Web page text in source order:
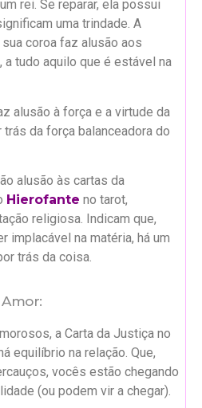
rei. Se reparar, ela possui
uma trindade. A
coroa faz alusão aos
tudo aquilo que é estável na
alusão à força e a virtude da
trás da força balanceadora do
alusão às cartas da
Hierofante no tarot,
religiosa. Indicam que,
implacável na matéria, há um
trás da coisa.
a Carta da Justiça no
equilíbrio na relação. Que,
vocês estão chegando
(ou podem vir a chegar).